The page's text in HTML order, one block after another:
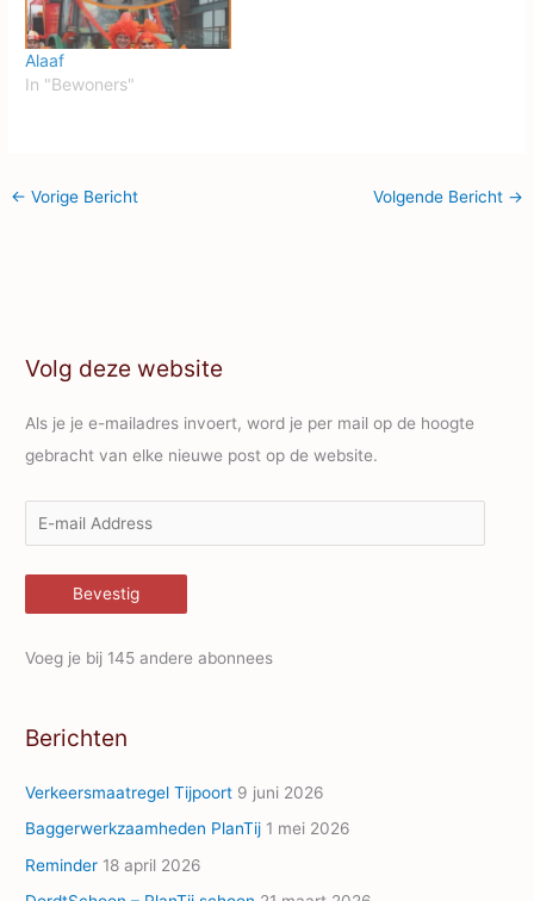
Alaaf
In "Bewoners"
← Vorige Bericht Volgende Bericht →
Volg deze website
Als je je e-mailadres invoert, word je per mail op de hoogte
gebracht van elke nieuwe post op de website.
-
m
a
d
r
e
s
Bevestig
Voeg je bij 145 andere abonnees
Berichten
Verkeersmaatregel Tijpoort 9 juni 2026
Baggerwerkzaamheden PlanTij 1 mei 2026
Reminder 18 april 2026